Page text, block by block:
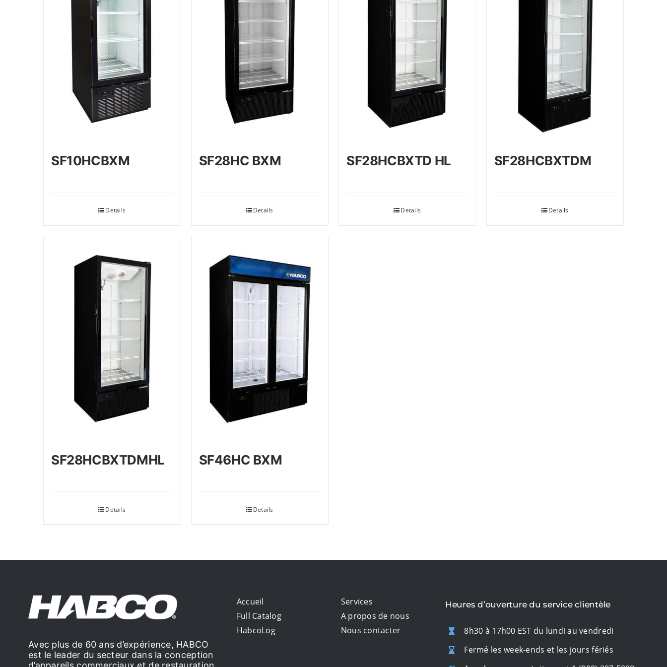
SF10HCBXM
Details
SF28HC BXM
Details
SF28HCBXTD HL
Details
SF28HCBXTDM
Details
SF28HCBXTDMHL
Details
SF46HC BXM
Details
Avec plus de 60 ans d’expérience, HABCO
est le leader du secteur dans la conception
Accueil
Full Catalog
HabcoLog
Services
A propos de nous
Nous contacter
Heures d’ouverture du service clientèle
8h30 à 17h00 EST du lundi au vendredi
Fermé les week-ends et les jours fériés